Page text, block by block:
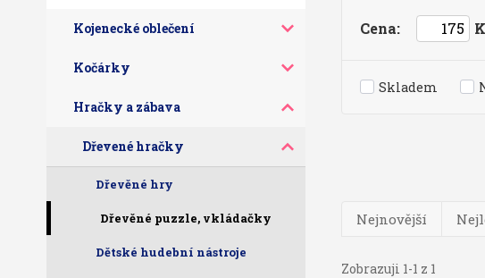
Kojenecké oblečení
Kočárky
Hračky a zábava
Dřevené hračky
Dřevěné hry
Dřevěné puzzle, vkládačky
Dětské hudební nástroje
Cena:
Skladem
Nejnovější
Zobrazuji 1-1 z 1